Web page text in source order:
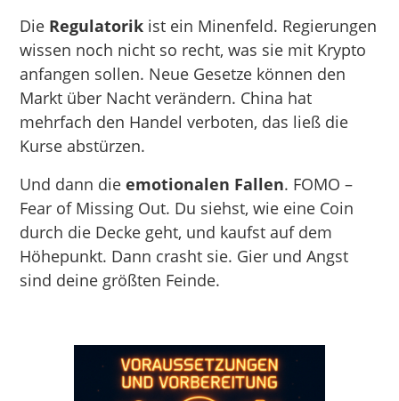
Die Regulatorik ist ein Minenfeld. Regierungen
wissen noch nicht so recht, was sie mit Krypto
anfangen sollen. Neue Gesetze können den
Markt über Nacht verändern. China hat
mehrfach den Handel verboten, das ließ die
Kurse abstürzen.
Und dann dieemotionalen Fallen. FOMO –
Fear of Missing Out. Du siehst, wie eine Coin
durch die Decke geht, und kaufst auf dem
Höhepunkt. Dann crasht sie. Gier und Angst
sind deine größten Feinde.